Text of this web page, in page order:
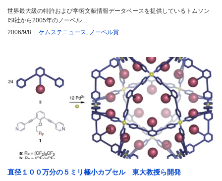
世界最大級の特許および学術文献情報データベースを提供しているトムソン
ISI社から2005年のノーベル…
2006/9/8
ケムステニュース, ノーベル賞
直径１００万分の５ミリ極小カプセル 東大教授ら開発